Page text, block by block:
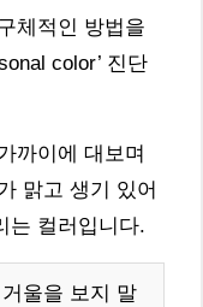
체적인 방법을
color’ 진단
까이에 대보며
맑고 생기 있어
는 컬러입니다.
울을 보지 말